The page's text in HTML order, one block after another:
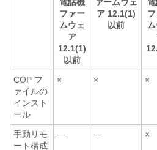
ファー
ムウェ
ア
12.1(1)
以前
ア 12.1(1)
以前
COP フ
ァイルの
インスト
ール
× × ×
手動リモ
ート構成
— — ×